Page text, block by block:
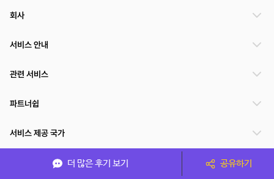
더 많은 후기 보기 공유하기
회사
서비스 안내
관련 서비스
파트너쉽
서비스 제공 국가